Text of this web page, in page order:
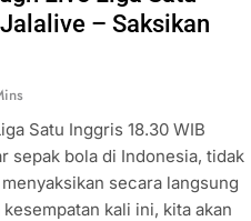
– Saksikan
Satu Inggris 18.30 WIB
sepak bola di Indonesia, tidak
secara langsung
kali ini, kita akan